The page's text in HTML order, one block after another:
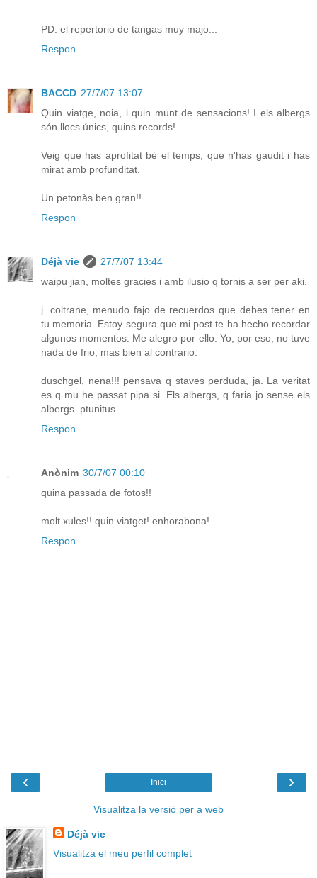
PD: el repertorio de tangas muy majo...
Respon
BACCD 27/7/07 13:07
Quin viatge, noia, i quin munt de sensacions! I els albergs
són llocs únics, quins records!
Veig que has aprofitat bé el temps, que n'has gaudit i has
mirat amb profunditat.
Un petonàs ben gran!!
Respon
Déjà vie
27/7/07 13:44
waipu jian, moltes gracies i amb ilusio q tornis a ser per aki.
j. coltrane, menudo fajo de recuerdos que debes tener en
tu memoria. Estoy segura que mi post te ha hecho recordar
algunos momentos. Me alegro por ello. Yo, por eso, no tuve
nada de frio, mas bien al contrario.
duschgel, nena!!! pensava q staves perduda, ja. La veritat
es q mu he passat pipa si. Els albergs, q faria jo sense els
albergs. ptunitus.
Respon
Anònim 30/7/07 00:10
quina passada de fotos!!
molt xules!! quin viatget! enhorabona!
Respon
‹ ›
Inici
Visualitza la versió per a web
Déjà vie
Visualitza el meu perfil complet